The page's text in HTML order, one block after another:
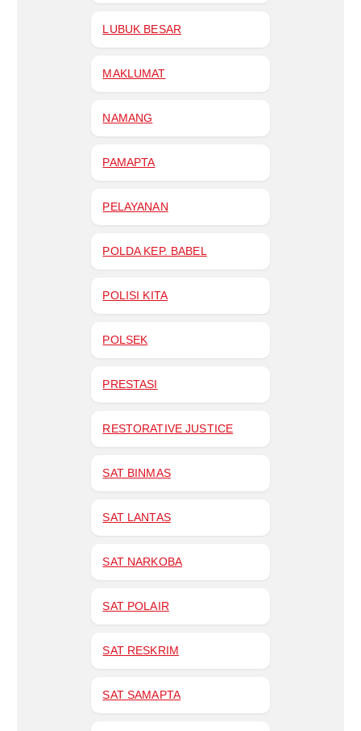
LUBUK BESAR
MAKLUMAT
NAMANG
PAMAPTA
PELAYANAN
POLDA KEP. BABEL
POLISI KITA
POLSEK
PRESTASI
RESTORATIVE JUSTICE
SAT BINMAS
SAT LANTAS
SAT NARKOBA
SAT POLAIR
SAT RESKRIM
SAT SAMAPTA